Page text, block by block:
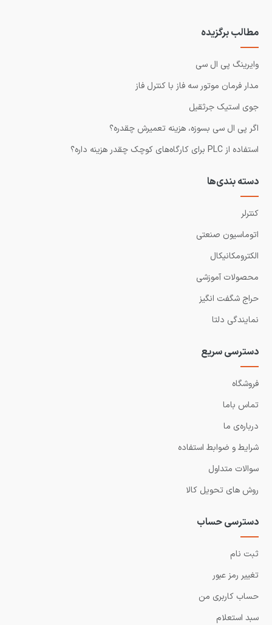
مطالب برگزیده
وایرینگ پی ال سی
مدار فرمان موتور سه فاز با کنترل فاز
جوی استیک جرثقیل
اگر پی ال سی بسوزه، هزینه تعمیرش چقدره؟
استفاده از PLC برای کارگاه‌های کوچک چقدر هزینه داره؟
دسته بندی‌ها
کنترلر
اتوماسیون صنعتی
الکترومکانیکال
محصولات آموزشی
حراج شگفت انگیز
نمایندگی دلتا
دسترسی سریع
فروشگاه
تماس باما
درباره‌ی ما
شرایط و ضوابط استفاده
سوالات متداول
روش های تحویل کالا
دسترسی حساب
ثبت نام
تغییر رمز عبور
حساب کاربری من
سبد استعلام